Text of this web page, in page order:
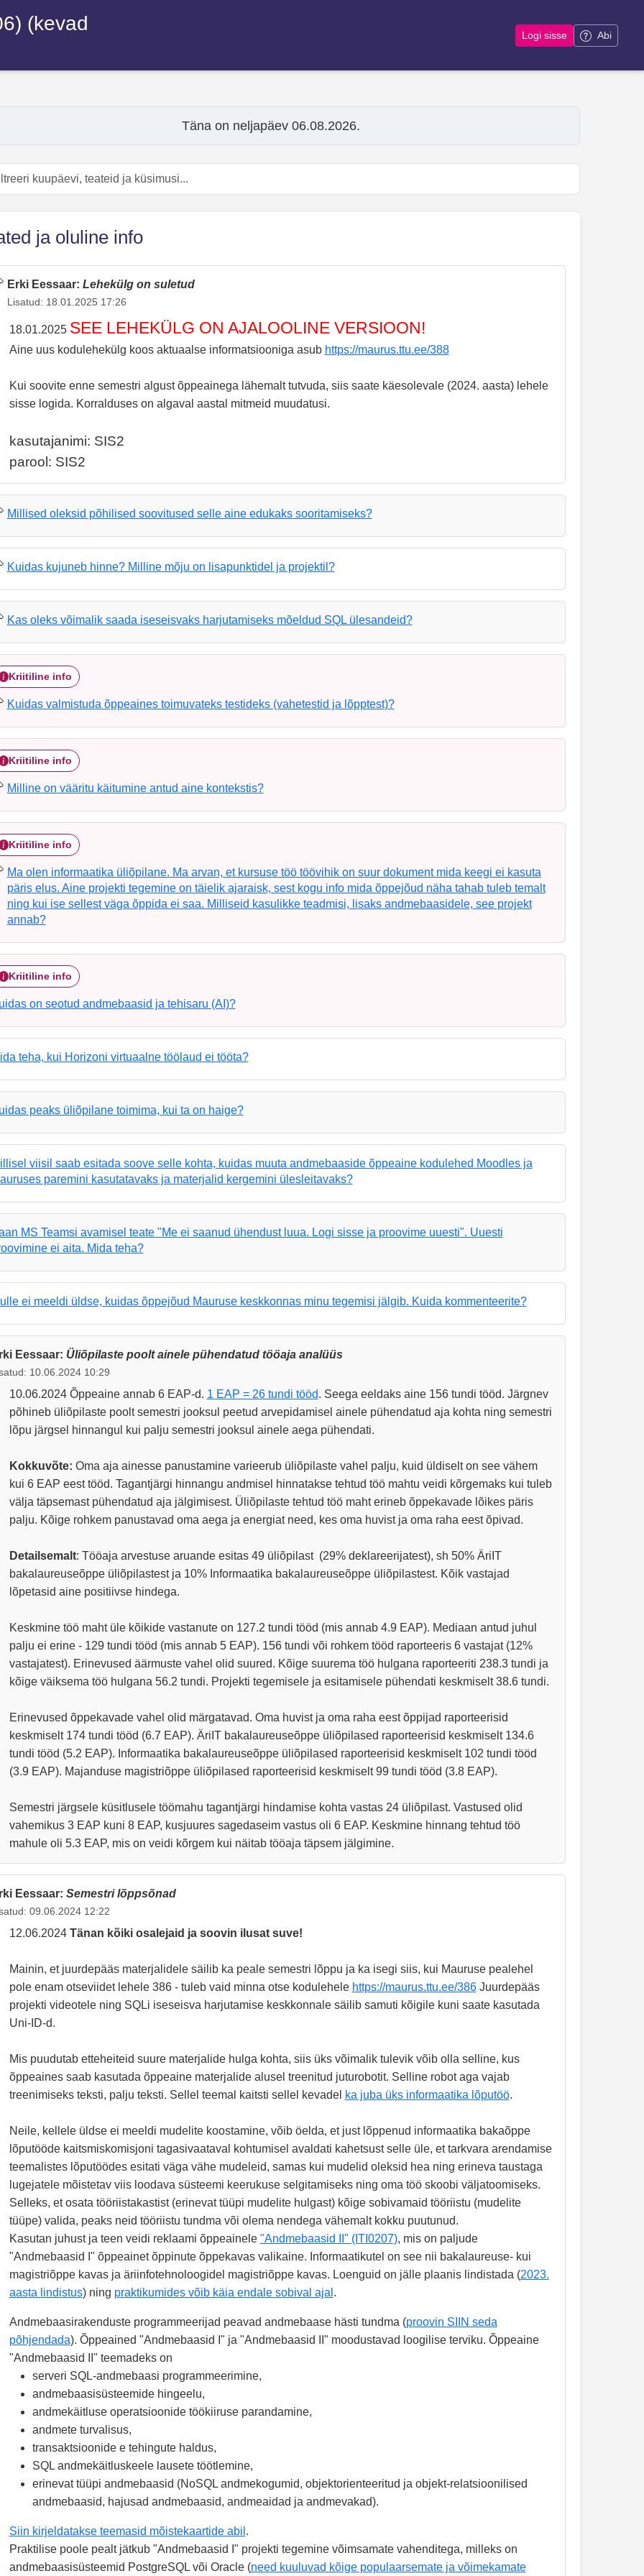
(kevad
Logi sisse Abi
Täna on neljapäev 06.08.2026.
teateid ja küsimusi
ja oluline info
Erki Eessaar: Lehekülg on suletud
Lisatud: 18.01.2025 17:26
18.01.2025 SEE LEHEKÜLG ON AJALOOLINE VERSIOON!
Aine uus kodulehekülg koos aktuaalse informatsiooniga asub https://maurus.ttu.ee/388
Kui soovite enne semestri algust õppeainega lähemalt tutvuda, siis saate käesolevale (2024. aasta) lehele
sisse logida. Korralduses on algaval aastal mitmeid muudatusi.
kasutajanimi: SIS2
parool: SIS2
Millised oleksid põhilised soovitused selle aine edukaks sooritamiseks?
Kuidas kujuneb hinne? Milline mõju on lisapunktidel ja projektil?
Kas oleks võimalik saada iseseisvaks harjutamiseks mõeldud SQL ülesandeid?
Kriitiline info
Kuidas valmistuda õppeaines toimuvateks testideks (vahetestid ja lõpptest)?
Kriitiline info
Milline on vääritu käitumine antud aine kontekstis?
Kriitiline info
Ma olen informaatika üliõpilane. Ma arvan, et kursuse töö töövihik on suur dokument mida keegi ei kasuta
päris elus. Aine projekti tegemine on täielik ajaraisk, sest kogu info mida õppejõud näha tahab tuleb temalt
ning kui ise sellest väga õppida ei saa. Milliseid kasulikke teadmisi, lisaks andmebaasidele, see projekt
annab?
Kriitiline info
on seotud andmebaasid ja tehisaru (AI)?
teha, kui Horizoni virtuaalne töölaud ei tööta?
peaks üliõpilane toimima, kui ta on haige?
viisil saab esitada soove selle kohta, kuidas muuta andmebaaside õppeaine kodulehed Moodles ja
paremini kasutatavaks ja materjalid kergemini ülesleitavaks?
MS Teamsi avamisel teate "Me ei saanud ühendust luua. Logi sisse ja proovime uuesti". Uuesti
ei aita. Mida teha?
ei meeldi üldse, kuidas õppejõud Mauruse keskkonnas minu tegemisi jälgib. Kuida kommenteerite?
Eessaar: Üliõpilaste poolt ainele pühendatud tööaja analüüs
10.06.2024 10:29
10.06.2024 Õppeaine annab 6 EAP-d. 1 EAP = 26 tundi tööd. Seega eeldaks aine 156 tundi tööd. Järgnev
põhineb üliõpilaste poolt semestri jooksul peetud arvepidamisel ainele pühendatud aja kohta ning semestri
lõpu järgsel hinnangul kui palju semestri jooksul ainele aega pühendati.
Kokkuvõte: Oma aja ainesse panustamine varieerub üliõpilaste vahel palju, kuid üldiselt on see vähem
kui 6 EAP eest tööd. Tagantjärgi hinnangu andmisel hinnatakse tehtud töö mahtu veidi kõrgemaks kui tuleb
välja täpsemast pühendatud aja jälgimisest. Üliõpilaste tehtud töö maht erineb õppekavade lõikes päris
palju. Kõige rohkem panustavad oma aega ja energiat need, kes oma huvist ja oma raha eest õpivad.
Detailsemalt: Tööaja arvestuse aruande esitas 49 üliõpilast (29% deklareerijatest), sh 50% ÄriIT
bakalaureuseõppe üliõpilastest ja 10% Informaatika bakalaureuseõppe üliõpilastest. Kõik vastajad
lõpetasid aine positiivse hindega.
Keskmine töö maht üle kõikide vastanute on 127.2 tundi tööd (mis annab 4.9 EAP). Mediaan antud juhul
palju ei erine - 129 tundi tööd (mis annab 5 EAP). 156 tundi või rohkem tööd raporteeris 6 vastajat (12%
vastajatest). Erinevused äärmuste vahel olid suured. Kõige suurema töö hulgana raporteeriti 238.3 tundi ja
kõige väiksema töö hulgana 56.2 tundi. Projekti tegemisele ja esitamisele pühendati keskmiselt 38.6 tundi.
Erinevused õppekavade vahel olid märgatavad. Oma huvist ja oma raha eest õppijad raporteerisid
keskmiselt 174 tundi tööd (6.7 EAP). ÄriIT bakalaureuseõppe üliõpilased raporteerisid keskmiselt 134.6
tundi tööd (5.2 EAP). Informaatika bakalaureuseõppe üliõpilased raporteerisid keskmiselt 102 tundi tööd
(3.9 EAP). Majanduse magistriõppe üliõpilased raporteerisid keskmiselt 99 tundi tööd (3.8 EAP).
Semestri järgsele küsitlusele töömahu tagantjärgi hindamise kohta vastas 24 üliõpilast. Vastused olid
vahemikus 3 EAP kuni 8 EAP, kusjuures sagedaseim vastus oli 6 EAP. Keskmine hinnang tehtud töö
mahule oli 5.3 EAP, mis on veidi kõrgem kui näitab tööaja täpsem jälgimine.
Eessaar: Semestri lõppsõnad
09.06.2024 12:22
12.06.2024 Tänan kõiki osalejaid ja soovin ilusat suve!
Mainin, et juurdepääs materjalidele säilib ka peale semestri lõppu ja ka isegi siis, kui Mauruse pealehel
pole enam otseviidet lehele 386 - tuleb vaid minna otse kodulehele https://maurus.ttu.ee/386Juurdepääs
projekti videotele ning SQLi iseseisva harjutamise keskkonnale säilib samuti kõigile kuni saate kasutada
Uni-ID-d.
Mis puudutab etteheiteid suure materjalide hulga kohta, siis üks võimalik tulevik võib olla selline, kus
õppeaines saab kasutada õppeaine materjalide alusel treenitud juturobotit. Selline robot aga vajab
treenimiseks teksti, palju teksti. Sellel teemal kaitsti sellel kevadel ka juba üks informaatika lõputöö.
Neile, kellele üldse ei meeldi mudelite koostamine, võib öelda, et just lõppenud informaatika bakaõppe
lõputööde kaitsmiskomisjoni tagasivaataval kohtumisel avaldati kahetsust selle üle, et tarkvara arendamise
teemalistes lõputöödes esitati väga vähe mudeleid, samas kui mudelid oleksid hea ning erineva taustaga
lugejatele mõistetav viis loodava süsteemi keerukuse selgitamiseks ning oma töö skoobi väljatoomiseks.
Selleks, et osata tööriistakastist (erinevat tüüpi mudelite hulgast) kõige sobivamaid tööriistu (mudelite
tüüpe) valida, peaks neid tööriistu tundma või olema nendega vähemalt kokku puutunud.
Kasutan juhust ja teen veidi reklaami õppeainele "Andmebaasid II" (ITI0207), mis on paljude
"Andmebaasid I" õppeainet õppinute õppekavas valikaine. Informaatikutel on see nii bakalaureuse- kui
magistriõppe kavas ja äriinfotehnoloogidel magistriõppe kavas. Loenguid on jälle plaanis lindistada (2023.
aasta lindistus) ning praktikumides võib käia endale sobival ajal .
Andmebaasirakenduste programmeerijad peavad andmebaase hästi tundma (proovin SIIN seda
põhjendada). Õppeained "Andmebaasid I" ja "Andmebaasid II" moodustavad loogilise terviku. Õppeaine
"Andmebaasid II" teemadeks on
serveri SQL-andmebaasi programmeerimine,
andmebaasisüsteemide hingeelu,
andmekäitluse operatsioonide töökiiruse parandamine,
andmete turvalisus,
transaktsioonide e tehingute haldus,
SQL andmekäitluskeele lausete töötlemine,
erinevat tüüpi andmebaasid (NoSQL andmekogumid, objektorienteeritud ja objekt-relatsioonilised
andmebaasid, hajusad andmebaasid, andmeaidad ja andmevakad).
Siin kirjeldatakse teemasid mõistekaartide abil .
Praktilise poole pealt jätkub "Andmebaasid I" projekti tegemine võimsamate vahenditega, milleks on
andmebaasisüsteemid PostgreSQL või Oracle (need kuuluvad kõige populaarsemate ja võimekamate